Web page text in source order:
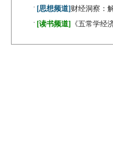
· [思想频道] 财经洞察：
· [读书频道] 《五常学经